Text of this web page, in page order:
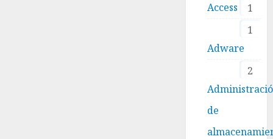
1
Access
1
Adware
2
de